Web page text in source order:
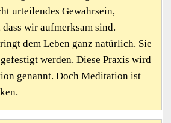
urteilendes Gewahrsein,
wir aufmerksam sind.
dem Leben ganz natürlich. Sie
werden. Diese Praxis wird
genannt. Doch Meditation ist